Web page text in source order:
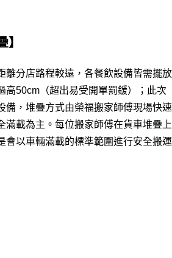
】
離分店路程較遠，各餐飲設備皆需擺放
高50cm（超出易受開單罰鍰）； 此次
備，堆疊方式由榮福搬家師傅現場快速
滿載為主。 每位搬家師傅在貨車堆疊上
會以車輛滿載的標準範圍進行安全搬運